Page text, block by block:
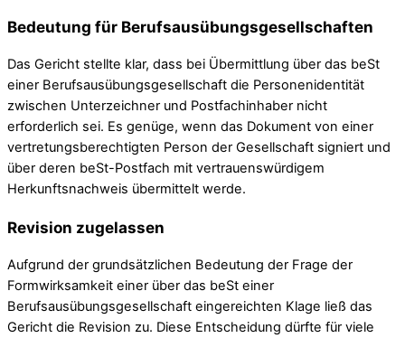
Bedeutung für Berufsausübungsgesellschaften
Das Gericht stellte klar, dass bei Übermittlung über das beSt
einer Berufsausübungsgesellschaft die Personenidentität
zwischen Unterzeichner und Postfachinhaber nicht
erforderlich sei. Es genüge, wenn das Dokument von einer
vertretungsberechtigten Person der Gesellschaft signiert und
über deren beSt-Postfach mit vertrauenswürdigem
Herkunftsnachweis übermittelt werde.
Revision zugelassen
Aufgrund der grundsätzlichen Bedeutung der Frage der
Formwirksamkeit einer über das beSt einer
Berufsausübungsgesellschaft eingereichten Klage ließ das
Gericht die Revision zu. Diese Entscheidung dürfte für viele